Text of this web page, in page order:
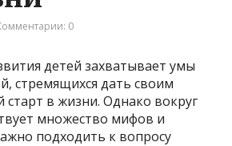
0
детей захватывает умы
стремящихся дать своим
в жизни. Однако вокруг
множество мифов и
подходить к вопросу